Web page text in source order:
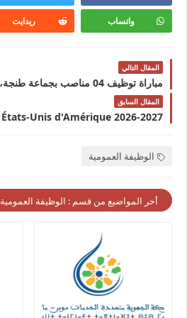
واتساب ريدايت
المقال التالي
المقال السابق
الوظيفة العمومية
أخر المواضيع من قسم : الوظيفة العمومية